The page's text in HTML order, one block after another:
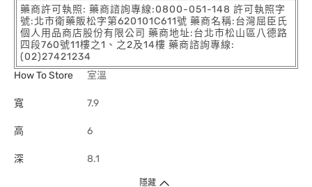
藥商許可執照: 藥商諮詢專線:0800-051-148 許可執照字
號:北市衛藥販松字第620101C611號 藥商名稱:台灣屈臣氏
個人用品商店股份有限公司 藥商地址:台北市松山區八德路
四段760號11樓之1、之2及14樓 藥商諮詢專線:
(02)27421234
How To Store
室溫
寬 7.9
高 6
深 8.1
隱藏